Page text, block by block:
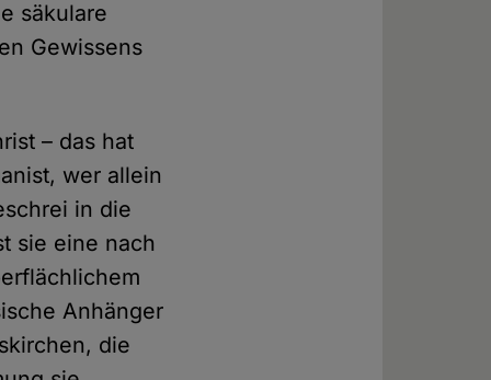
säkulare
Gewissens
– das hat
wer allein
in die
sie eine nach
Anhänger
die